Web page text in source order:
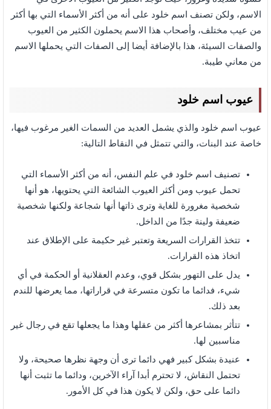
الاسم، ولكن تصنف اسم خلود على أنه من أكثر الأسماء التي بها أكثر
من عيب مختلف، وأصحاب هذا الاسم يحملون الكثير من العيوب
والصفات السيئة، هذا بالإضافة أيضا إلى الصفات التي يحملها الاسم
من معاني طيبة.
عيوب اسم خلود
عيوب اسم خلود والذي يشمل العديد من السمات الغير مرغوب فيها،
خاصة عند البنات، والتي تتمثل في النقاط التالية:
تصنيف اسم خلود في علم النفس، أنه من أكثر الأسماء التي
تحمل عيوب ومن أكثر العيوب الشائعة التي يحتويها، هو أنها
شخصية مغرورة للغاية وترى ذاتها أنها شجاعة ولكنها شخصية
ضعيفة ولينة جدًا من الداخل.
تتخذ القرارات السريعة وتعتبر غير حكيمة على الإطلاق عند
اتخاذ هذه القرارات.
يدل على التهور بشكل قوي، وعدم العقلانية أو الحكمة في أي
شيء، فدائما ما تكون متسرعة في قراراتها، مما يعرضها للندم
بعد ذلك.
تتأثر بمشاعرها أكثر من عقلها وهذا ما يجعلها تقع في رجال غير
مناسبين لها.
عنيدة بشكل كبير فهي دائما ترى أن وجهة نظرها صحيحة، ولا
تحتمل النقاش، لا تحترم أبدا آراء الآخرين، ودائما ما تثبت أنها
دائما على حق، ولكن لا يكون هذا في كل الأمور.